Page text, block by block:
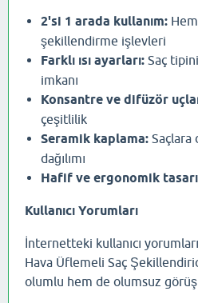
2'si 1 arada kullanım:
şekillendirme işlevleri
Farklı ısı ayarları: Saç
imkanı
Konsantre ve difüzör
çeşitlilik
Seramik kaplama: Saçlara
dağılımı
Hafif ve ergonomik
Kullanıcı Yorumları
İnternetteki kullanıcı
Hava Üflemeli Saç
olumlu hem de olumsuz